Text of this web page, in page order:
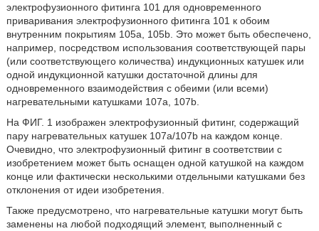
электрофузионного фитинга 101 для одновременного
приваривания электрофузионного фитинга 101 к обоим
внутренним покрытиям 105а, 105b. Это может быть обеспечено,
например, посредством использования соответствующей пары
(или соответствующего количества) индукционных катушек или
одной индукционной катушки достаточной длины для
одновременного взаимодействия с обеими (или всеми)
нагревательными катушками 107а, 107b.
На ФИГ. 1 изображен электрофузионный фитинг, содержащий
пару нагревательных катушек 107а/107b на каждом конце.
Очевидно, что электрофузионный фитинг в соответствии с
изобретением может быть оснащен одной катушкой на каждом
конце или фактически несколькими отдельными катушками без
отклонения от идеи изобретения.
Также предусмотрено, что нагревательные катушки могут быть
заменены на любой подходящий элемент, выполненный с